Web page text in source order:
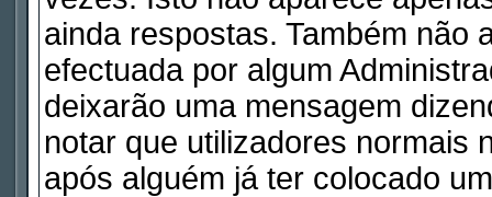
ainda respostas. Também não
efectuada por algum
deixarão uma mensagem
notar que utilizadores normais
após alguém já ter colocado